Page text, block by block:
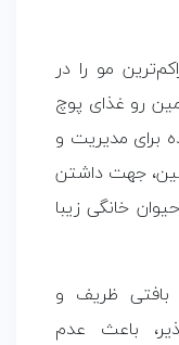
مو را در
رو غذای پوچ
برای مدیریت و
جهت داشتن
خانگی زیبا
بافتی ظریف و
باعث عدم